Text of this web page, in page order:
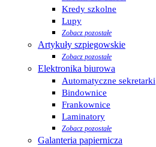
Kredy szkolne
Lupy
Zobacz pozostałe
Artykuły szpiegowskie
Zobacz pozostałe
Elektronika biurowa
Automatyczne sekretarki
Bindownice
Frankownice
Laminatory
Zobacz pozostałe
Galanteria papiernicza